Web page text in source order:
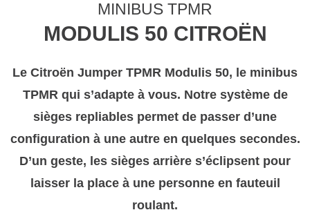
MINIBUS TPMR
MODULIS 50 CITROËN
Le Citroën Jumper TPMR Modulis 50, le minibus
TPMR qui s’adapte à vous. Notre système de
sièges repliables permet de passer d’une
configuration à une autre en quelques secondes.
D’un geste, les sièges arrière s’éclipsent pour
laisser la place à une personne en fauteuil
roulant.